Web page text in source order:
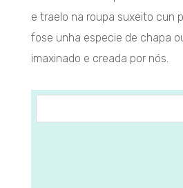
e traelo na roupa suxeito cun
fose unha especie de chapa
imaxinado e creada por nós.